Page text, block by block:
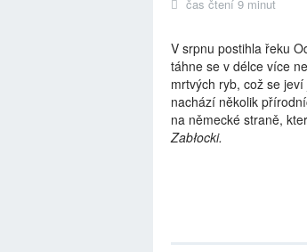
čas čtení 9 minut
V srpnu postihla řeku
táhne se v délce více
mrtvých ryb, což se
nachází několik
na německé straně,
Zabłocki.